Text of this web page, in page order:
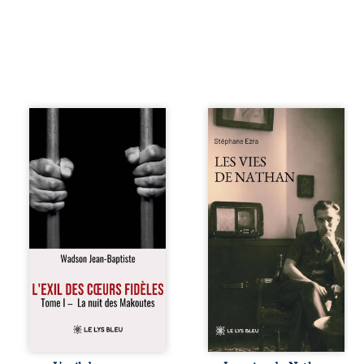
« Une nuit suffit
parfois pour briser
une famille… mais
certaines fidélités
traversent les
années. » Haïti,
sous la dictature
des Duvalier. La
peur s’étend
jusque dans les
villages les plus
reculés. À Bainet,
Jean-Joël Joli
mène une
avec sa famille.
respecté, il refuse
Les vies de
Nathan est un
né en trois jours,
au printemps
2026. Pour la
première fois,
Stéphane Ezra,
médium, a pu
communiquer
avec son père,
disparu depuis
plus de vingt ans
et qu’il n’a jamais
connu. De ce
dialogue par-delà
la mort naissent
des poèmes qui